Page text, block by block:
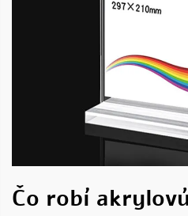
Čo robí